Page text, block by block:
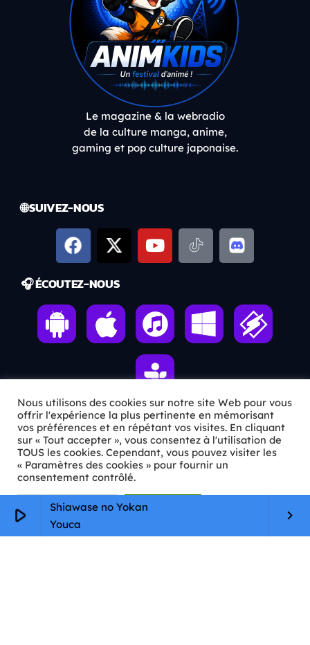
play_arrow
Shiawase no Yokan
Youca
keyboard_arrow_right
Le magazine & la webradio
de la culture manga, anime,
gaming et pop culture japonaise.
🌐 SUIVEZ-NOUS
🎧 ÉCOUTEZ-NOUS
ℹ️ INFOS PRATIQUES
✉️Contact
🦊Qui sommes-nous ?
📄
Mentions légales
Nous utilisons des cookies sur notre site Web pour vous
offrir l'expérience la plus pertinente en mémorisant
vos préférences et en répétant vos visites. En cliquant
sur « Tout accepter », vous consentez à l'utilisation de
TOUS les cookies. Cependant, vous pouvez visiter les
« Paramètres des cookies » pour fournir un
consentement contrôlé.
Paramètres Cookie Tout accepter